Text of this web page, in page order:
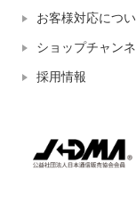
お客様対応につ
ショップチャン
採用情報